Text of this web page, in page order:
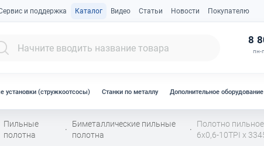
и поддержка Каталог Видео Статьи Новости Покупателю
8
пн-
установки (стружкоотсосы) Станки по металлу Дополнительное оборудование
Пильные
полотна
·
Биметаллические пильные
полотна
·
Полотно
6x0,6-10TPI x